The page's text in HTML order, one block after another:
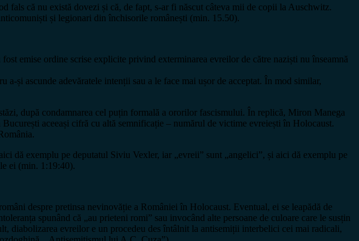
fals că nu există dovezi și că, de fapt, s-ar fi născut câteva mii de copii la Auschwitz.
și legionari din închisorile românești (min. 15.50).
emise ordine scrise explicite privind exterminarea evreilor de către naziști nu înseamnă
și ascunde adevăratele intenții sau a le face mai ușor de acceptat. În mod similar,
după condamnarea cel puțin formală a ororilor fascismului. În replică, Miron Manega
aceeași cifră cu altă semnificație – numărul de victime evreiești în Holocaust.
dă exemplu pe deputatul Siviu Vexler, iar „evreii” sunt „angelici”, și aici dă exemplu pe
ei (min. 1:19:40).
despre pretinsa nevinovăție a României în Holocaust. Eventual, ei se leapădă de
spunând că „au prieteni romi” sau invocând alte persoane de culoare care le susțin
diabolizarea evreilor e un procedeu des întâlnit la antisemiții interbelici cei mai radicali,